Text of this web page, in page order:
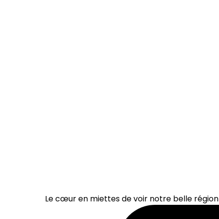
Le cœur en miettes de voir notre belle